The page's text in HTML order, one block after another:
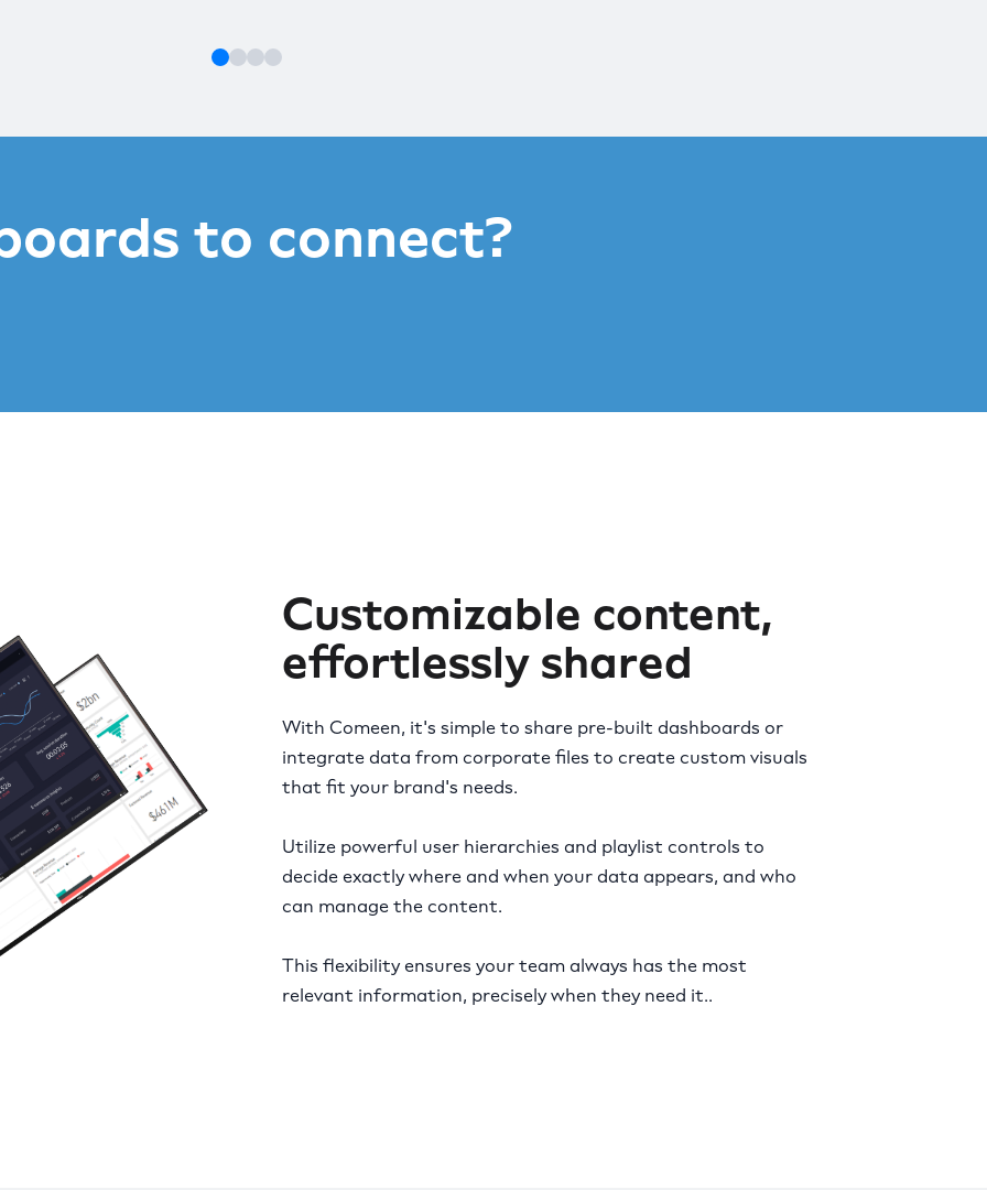
to connect?
Customizable content,
effortlessly shared
With Comeen, it's simple to share pre-built dashboards or
integrate data from corporate files to create custom visuals
that fit your brand's needs.
Utilize powerful user hierarchies and playlist controls to
decide exactly where and when your data appears, and who
can manage the content.
This flexibility ensures your team always has the most
relevant information, precisely when they need it..